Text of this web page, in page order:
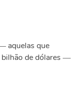
aquelas que
bilhão de dólares ―